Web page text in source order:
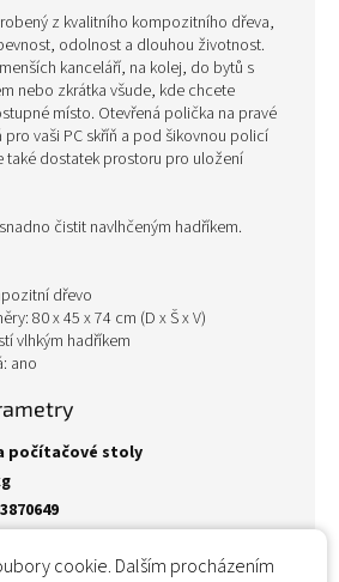
cookie. Dalším procházením
z kvalitního kompozitního dřeva,
odolnost a dlouhou životnost.
kanceláří, na kolej, do bytů s
nebo zkrátka všude, kde chcete
místo. Otevřená polička na pravé
pro vaši PC skříň a pod šikovnou policí
také dostatek prostoru pro uložení
čistit navlhčeným hadříkem.
dřevo
80 x 45 x 74 cm (D x Š x V)
vlhkým hadříkem
ano
počítačové stoly